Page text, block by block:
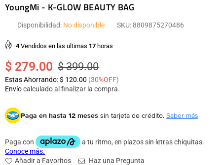
YoungMi - K-GLOW BEAUTY BAG
Disponibilidad: No disponible SKU:8809875270486
4Vendidos en las ultimas 17 horas
habitual
$ 279.00 $ 399.00
Estas Ahorrando:$ 120.00 (30%OFF)
Envíocalculado al finalizar la compra.
Paga en hasta 12 meses sin tarjeta de crédito. Saber más
Añadir a Favoritos Haz una Pregunta